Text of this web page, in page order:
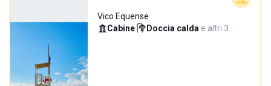
Vico Equense
Cabine· Doccia calda·e altri 3…